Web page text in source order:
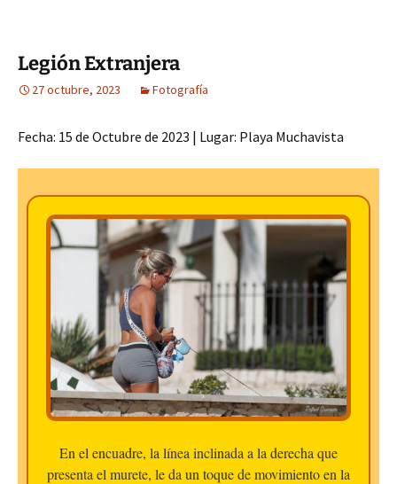
Legión Extranjera
27 octubre, 2023 Fotografía
Fecha: 15 de Octubre de 2023 | Lugar: Playa Muchavista
En el encuadre, la línea inclinada a la derecha que
presenta el murete, le da un toque de movimiento en la